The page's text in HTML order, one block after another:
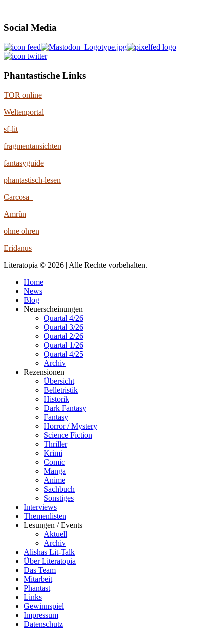
Social Media
Phantastische Links
TOR online
Weltenportal
sf-lit
fragmentansichten
fantasyguide
phantastisch-lesen
Carcosa
Amrûn
ohne ohren
Eridanus
Literatopia © 2026 | Alle Rechte vorbehalten.
Home
News
Blog
Neuerscheinungen
Quartal 4/26
Quartal 3/26
Quartal 2/26
Quartal 1/26
Quartal 4/25
Archiv
Rezensionen
Übersicht
Belletristik
Historik
Dark Fantasy
Fantasy
Horror / Mystery
Science Fiction
Thriller
Krimi
Comic
Manga
Anime
Sachbuch
Sonstiges
Interviews
Themenlisten
Lesungen / Events
Aktuell
Archiv
Alishas Lit-Talk
Über Literatopia
Das Team
Mitarbeit
Phantast
Links
Gewinnspiel
Impressum
Datenschutz